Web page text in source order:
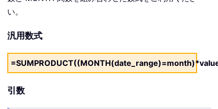
い。
汎用数式
引数